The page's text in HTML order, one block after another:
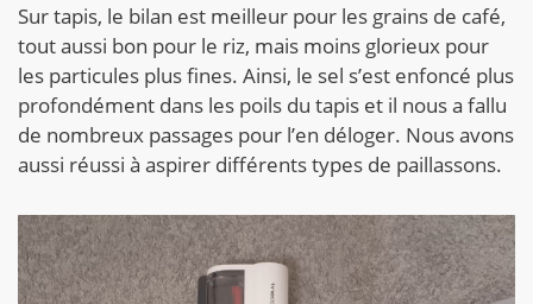
Sur tapis, le bilan est meilleur pour les grains de café,
tout aussi bon pour le riz, mais moins glorieux pour
les particules plus fines. Ainsi, le sel s’est enfoncé plus
profondément dans les poils du tapis et il nous a fallu
de nombreux passages pour l’en déloger. Nous avons
aussi réussi à aspirer différents types de paillassons.